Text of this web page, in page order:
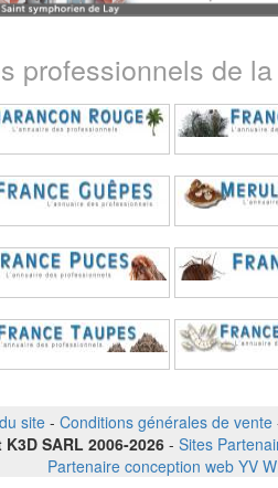
professionnels de
site- Conditions générales de vente
SARL 2006-2026 - Sites
Partenaire conception web YV